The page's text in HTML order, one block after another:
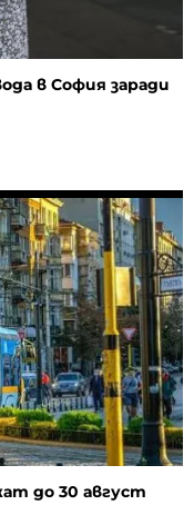
в София заради
до 30 август